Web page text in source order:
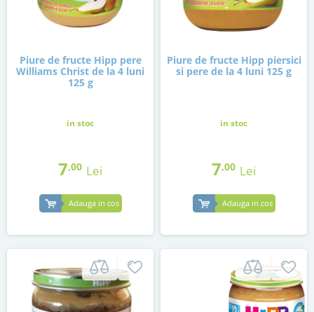
Piure de fructe Hipp pere
Williams Christ de la 4 luni
125 g
in stoc
7,00 Lei
Adauga in cos
Piure de fructe Hipp piersici
si pere de la 4 luni 125 g
in stoc
7,00 Lei
Adauga in cos